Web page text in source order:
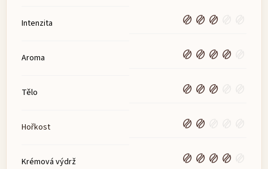
Intenzita
Aroma
Tělo
Hořkost
Krémová výdrž